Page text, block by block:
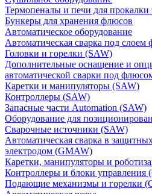
Термопеналы и печи для прокалки
Бункеры для хранения флюсов
Автоматическое оборудование
Автоматическая сварка под
Головки и горелки (SAW)
Дополнительные оснащение и
автоматической сварки под
Каретки и манипуляторы (SAW)
Контроллеры (SAW)
Запасные части Automation (SAW)
Оборудование для
Сварочные источники (SAW)
Автоматическая сварка в
электродом (GMAW)
Каретки, манипуляторы и
Контроллеры и блоки управления
Подающие механизмы и горелки